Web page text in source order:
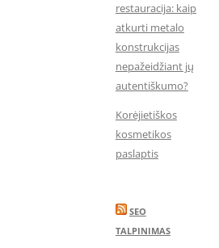
restauracija: kaip
atkurti metalo
konstrukcijas
nepažeidžiant jų
autentiškumo?
Korėjietiškos
kosmetikos
paslaptis
SEO
TALPINIMAS